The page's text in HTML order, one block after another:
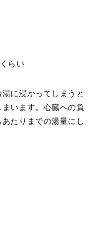
らい
に浸かってしまうと
います。心臓への負
たりまでの湯量にし